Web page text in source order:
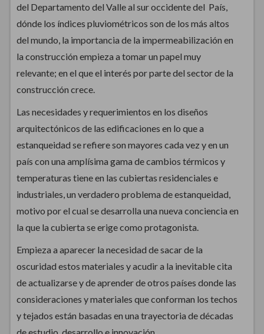
del Departamento del Valle al sur occidente del País,
dónde los índices pluviométricos son de los más altos
del mundo, la importancia de la impermeabilización en
la construcción empieza a tomar un papel muy
relevante; en el que el interés por parte del sector de la
construcción crece.
Las necesidades y requerimientos en los diseños
arquitectónicos de las edificaciones en lo que a
estanqueidad se refiere son mayores cada vez y en un
país con una amplísima gama de cambios térmicos y
temperaturas tiene en las cubiertas residenciales e
industriales, un verdadero problema de estanqueidad,
motivo por el cual se desarrolla una nueva conciencia en
la que la cubierta se erige como protagonista.
Empieza a aparecer la necesidad de sacar de la
oscuridad estos materiales y acudir a la inevitable cita
de actualizarse y de aprender de otros países donde las
consideraciones y materiales que conforman los techos
y tejados están basadas en una trayectoria de décadas